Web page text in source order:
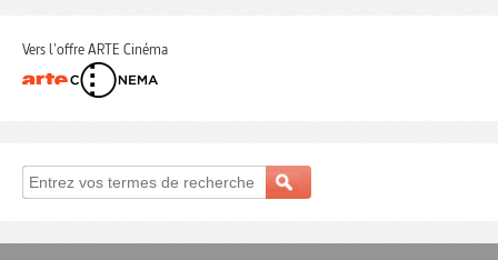
Vers l'offre ARTE Cinéma